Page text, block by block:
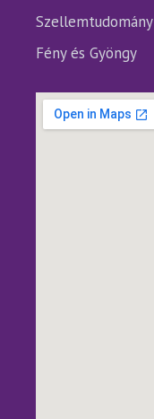
Szellemtudomány
Fény és Gyöngy